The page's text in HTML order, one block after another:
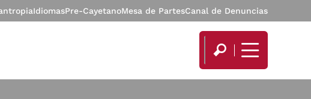
IdiomasPre-CayetanoMesa de PartesCanal de Denuncias